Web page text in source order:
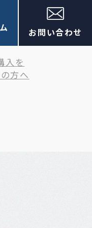
お問い合わせ
入を
方へ